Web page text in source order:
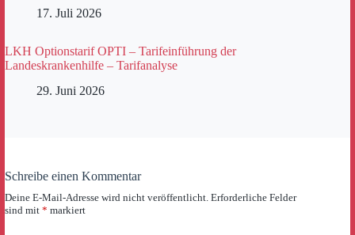
17. Juli 2026
LKH Optionstarif OPTI – Tarifeinführung der
Landeskrankenhilfe – Tarifanalyse
29. Juni 2026
Schreibe einen Kommentar
Deine E-Mail-Adresse wird nicht veröffentlicht. Erforderliche Felder
sind mit * markiert